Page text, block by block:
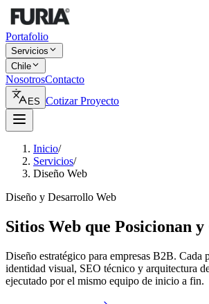
Portafolio
Servicios
Chile
NosotrosContacto
ES Cotizar Proyecto
Inicio/
Servicios/
Diseño Web
Diseño y Desarrollo Web
Sitios Web que Posicionan
Diseño estratégico para empresas B2B. Cada
identidad visual, SEO técnico y arquitectura
ejecutado por el mismo equipo de inicio a fin.